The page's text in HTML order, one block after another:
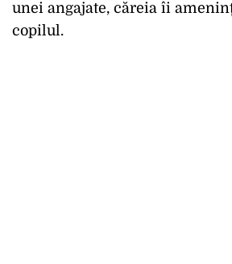
unei angajate, căreia îi
copilul.